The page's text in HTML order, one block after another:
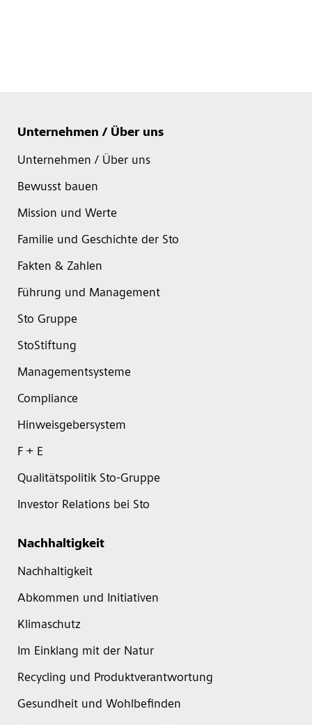
Unternehmen / Über uns
Unternehmen / Über uns
Bewusst bauen
Mission und Werte
Familie und Geschichte der Sto
Fakten & Zahlen
Führung und Management
Sto Gruppe
StoStiftung
Managementsysteme
Compliance
Hinweisgebersystem
F + E
Qualitätspolitik Sto-Gruppe
Investor Relations bei Sto
Nachhaltigkeit
Nachhaltigkeit
Abkommen und Initiativen
Klimaschutz
Im Einklang mit der Natur
Recycling und Produktverantwortung
Gesundheit und Wohlbefinden